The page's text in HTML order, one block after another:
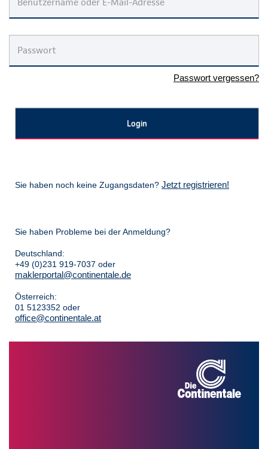
Passwort vergessen?
Sie haben noch keine Zugangsdaten? Jetzt registrieren!
Sie haben Probleme bei der Anmeldung?
Deutschland:
+49 (0)231 919-7037 oder
maklerportal@continentale.de
Österreich:
01 5123352 oder
office@continentale.at